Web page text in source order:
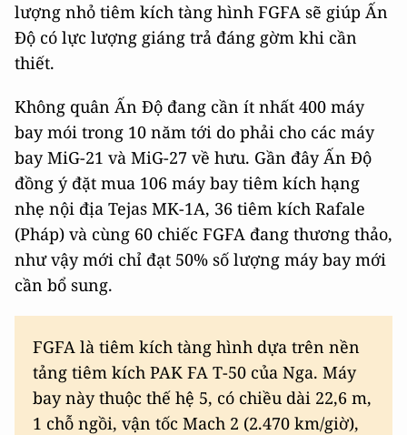
lượng nhỏ tiêm kích tàng hình FGFA sẽ giúp Ấn
Độ có lực lượng giáng trả đáng gờm khi cần
thiết.
Không quân Ấn Độ đang cần ít nhất 400 máy
bay mói trong 10 năm tới do phải cho các máy
bay MiG-21 và MiG-27 về hưu. Gần đây Ấn Độ
đồng ý đặt mua 106 máy bay tiêm kích hạng
nhẹ nội địa Tejas MK-1A, 36 tiêm kích Rafale
(Pháp) và cùng 60 chiếc FGFA đang thương thảo,
như vậy mới chỉ đạt 50% số lượng máy bay mới
cần bổ sung.
FGFA là tiêm kích tàng hình dựa trên nền
tảng tiêm kích PAK FA T-50 của Nga. Máy
bay này thuộc thế hệ 5, có chiều dài 22,6 m,
1 chỗ ngồi, vận tốc Mach 2 (2.470 km/giờ),